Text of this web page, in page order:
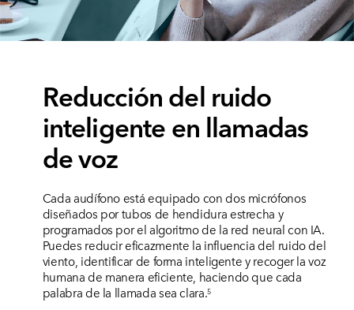
Reducción del ruido
inteligente en llamadas
de voz
Cada audífono está equipado con dos micrófonos
diseñados por tubos de hendidura estrecha y
programados por el algoritmo de la red neural con IA.
Puedes reducir eficazmente la influencia del ruido del
viento, identificar de forma inteligente y recoger la voz
humana de manera eficiente, haciendo que cada
palabra de la llamada sea clara.5